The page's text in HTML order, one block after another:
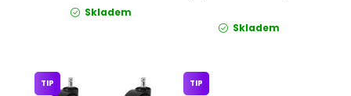
Skladem
Skladem
TIP TIP